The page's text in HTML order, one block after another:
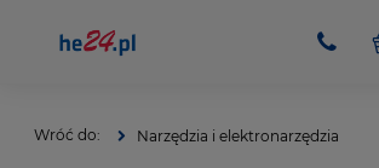
Narzędzia i elektronarzędzia